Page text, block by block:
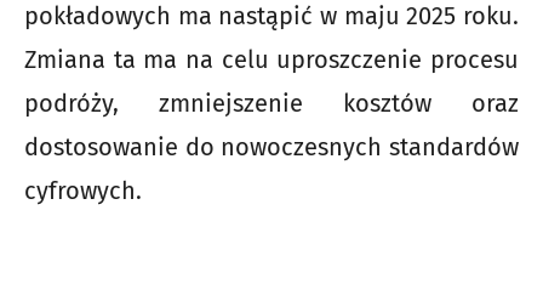
pokładowych ma nastąpić w maju 2025 roku.
Zmiana ta ma na celu uproszczenie procesu
podróży, zmniejszenie kosztów oraz
dostosowanie do nowoczesnych standardów
cyfrowych.